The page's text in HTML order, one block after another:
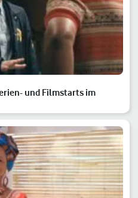
und Filmstarts im